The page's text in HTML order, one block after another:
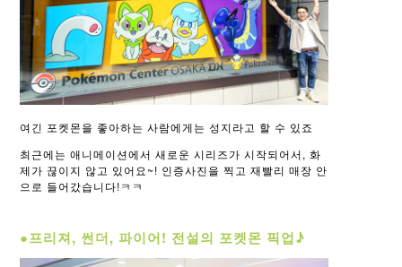
여긴 포켓몬을 좋아하는 사람에게는 성지라고 할 수 있죠
최근에는 애니메이션에서 새로운 시리즈가 시작되어서, 화
제가 끊이지 않고 있어요~! 인증사진을 찍고 재빨리 매장 안
으로 들어갔습니다!ㅋㅋ
●프리져, 썬더, 파이어! 전설의 포켓몬 픽업♪